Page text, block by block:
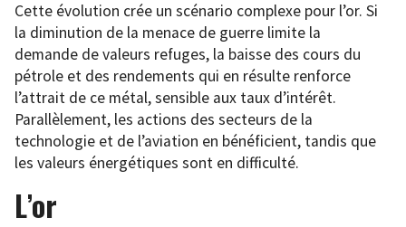
Cette évolution crée un scénario complexe pour l’or. Si
la diminution de la menace de guerre limite la
demande de valeurs refuges, la baisse des cours du
pétrole et des rendements qui en résulte renforce
l’attrait de ce métal, sensible aux taux d’intérêt.
Parallèlement, les actions des secteurs de la
technologie et de l’aviation en bénéficient, tandis que
les valeurs énergétiques sont en difficulté.
L’or